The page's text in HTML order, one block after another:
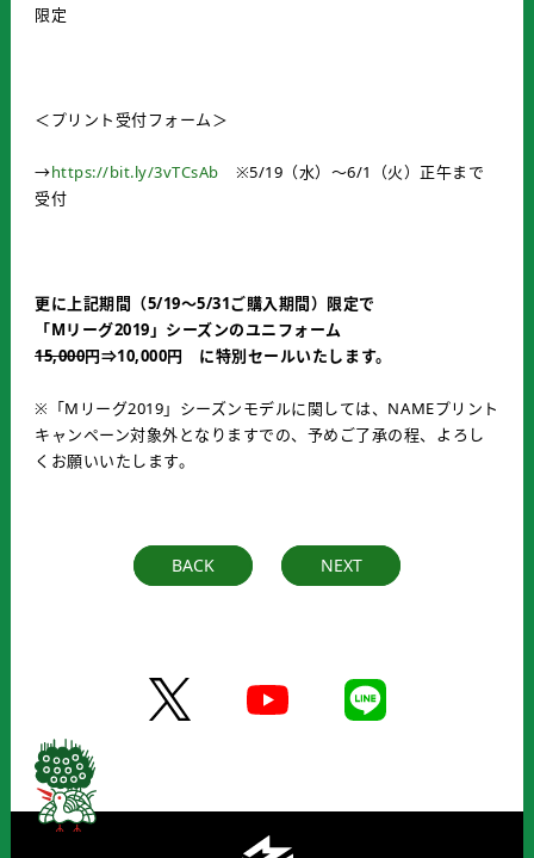
限定
＜プリント受付フォーム＞
→https://bit.ly/3vTCsAb ※5/19（水）～6/1（火）正午まで
受付
更に上記期間（5/19～5/31ご購入期間）限定で
「Mリーグ2019」シーズンのユニフォーム
15,000円⇒10,000円 に特別セールいたします。
※「Mリーグ2019」シーズンモデルに関しては、NAMEプリント
キャンペーン対象外となりますでの、予めご了承の程、よろし
くお願いいたします。
BACK NEXT